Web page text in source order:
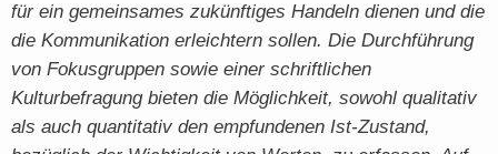
für ein gemeinsames zukünftiges Handeln dienen und die
die Kommunikation erleichtern sollen. Die Durchführung
von Fokusgruppen sowie einer schriftlichen
Kulturbefragung bieten die Möglichkeit, sowohl qualitativ
als auch quantitativ den empfundenen Ist-Zustand,